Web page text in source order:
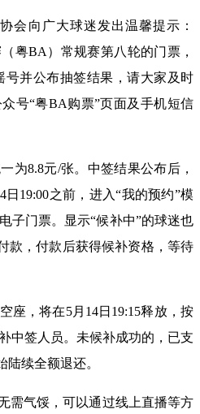
会向广大球迷发出温馨提示：
粤BA）常规赛第八轮的门票，
号并公布抽签结果，请大家及时
号“粤BA购票”页面及手机短信
为8.8元/张。中签结果公布后，
日19:00之前，进入“我的预约”模
子门票。显示“候补中”的球迷也
款，付款后获得候补资格，等待
座，将在5月14日19:15释放，按
中签人员。未候补成功的，已支
陆续全额退还。
需气馁，可以通过线上直播等方